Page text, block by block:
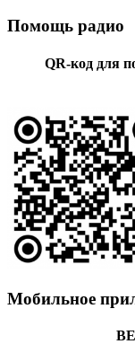
Помощь радио
QR-код для
Мобильное